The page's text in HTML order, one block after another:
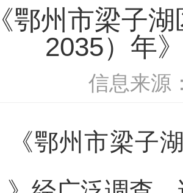
《鄂州市梁子
2035）年
信息来源
《鄂州市梁子